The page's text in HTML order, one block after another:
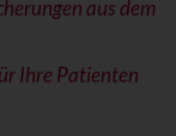
aus dem
Ihre Patienten